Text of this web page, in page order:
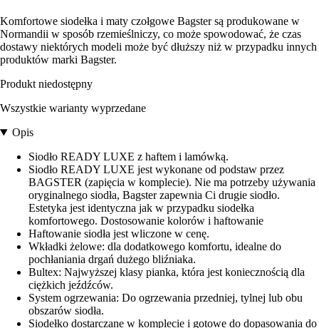
Komfortowe siodełka i maty czołgowe Bagster są produkowane w
Normandii w sposób rzemieślniczy, co może spowodować, że czas
dostawy niektórych modeli może być dłuższy niż w przypadku innych
produktów marki Bagster.
Produkt niedostępny
Wszystkie warianty wyprzedane
Opis
Siodło READY LUXE z haftem i lamówką.
Siodło READY LUXE jest wykonane od podstaw przez
BAGSTER (zapięcia w komplecie). Nie ma potrzeby używania
oryginalnego siodła, Bagster zapewnia Ci drugie siodło.
Estetyka jest identyczna jak w przypadku siodełka
komfortowego. Dostosowanie kolorów i haftowanie
Haftowanie siodła jest wliczone w cenę.
Wkładki żelowe: dla dodatkowego komfortu, idealne do
pochłaniania drgań dużego bliźniaka.
Bultex: Najwyższej klasy pianka, która jest koniecznością dla
ciężkich jeźdźców.
System ogrzewania: Do ogrzewania przedniej, tylnej lub obu
obszarów siodła.
Siodełko dostarczane w komplecie i gotowe do dopasowania do